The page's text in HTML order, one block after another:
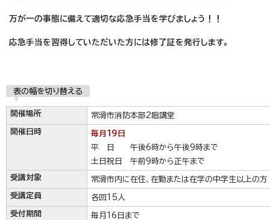
万が一の事態に備えて適切な応急手当を学びましょう！！
応急手当を習得していただいた方には修了証を発行します。
表の幅を切り替える
開催場所 常滑市消防本部2階講堂
開催日時
毎月19日
平 日 午後6時から午後9時まで
土日祝日 午前9時から正午まで
受講対象 常滑市内に在住、在勤または在学の中学生以上の方
受講定員 各回15人
受付期間 毎月16日まで